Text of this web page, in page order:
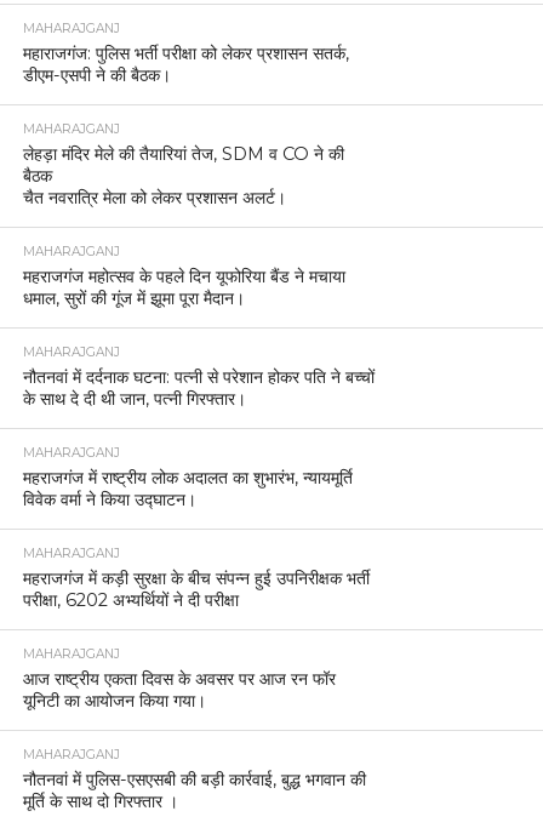
MAHARAJGANJ
महाराजगंज: पुलिस भर्ती परीक्षा को लेकर प्रशासन सतर्क,
डीएम-एसपी ने की बैठक।
MAHARAJGANJ
लेहड़ा मंदिर मेले की तैयारियां तेज, SDM व CO ने की
बैठक
चैत नवरात्रि मेला को लेकर प्रशासन अलर्ट।
MAHARAJGANJ
महराजगंज महोत्सव के पहले दिन यूफोरिया बैंड ने मचाया
धमाल, सुरों की गूंज में झूमा पूरा मैदान।
MAHARAJGANJ
नौतनवां में दर्दनाक घटना: पत्नी से परेशान होकर पति ने बच्चों
के साथ दे दी थी जान, पत्नी गिरफ्तार।
MAHARAJGANJ
महराजगंज में राष्ट्रीय लोक अदालत का शुभारंभ, न्यायमूर्ति
विवेक वर्मा ने किया उद्घाटन।
MAHARAJGANJ
महराजगंज में कड़ी सुरक्षा के बीच संपन्न हुई उपनिरीक्षक भर्ती
परीक्षा, 6202 अभ्यर्थियों ने दी परीक्षा
MAHARAJGANJ
आज राष्ट्रीय एकता दिवस के अवसर पर आज रन फॉर
यूनिटी का आयोजन किया गया।
MAHARAJGANJ
नौतनवां में पुलिस-एसएसबी की बड़ी कार्रवाई, बुद्ध भगवान की
मूर्ति के साथ दो गिरफ्तार ।